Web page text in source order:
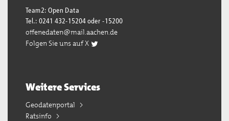
Team2: Open Data
Tel.: 0241 432-15204 oder -15200
offenedaten@mail.aachen.de
Folgen Sie uns auf X
Weitere Services
Geodatenportal
Ratsinfo